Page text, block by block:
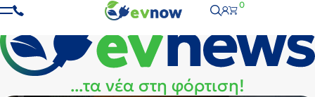
0
...τα νέα στη φόρτιση!